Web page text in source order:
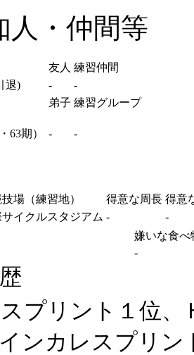
人・仲間等
友人 練習仲間
退)
-
-
弟子 練習グループ
63期） - -
場（練習地） 得意な周長 得意
イクルスタジアム -
-
嫌いな食べ
-
スプリント１位
ンカレスプリン